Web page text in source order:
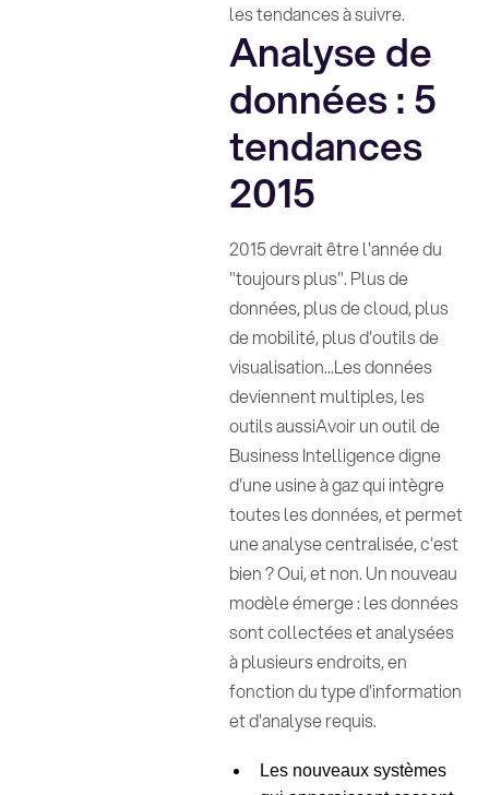
les tendances à suivre.
Analyse de
données : 5
tendances
2015
2015 devrait être l'année du
"toujours plus". Plus de
données, plus de cloud, plus
de mobilité, plus d'outils de
visualisation...Les données
deviennent multiples, les
outils aussiAvoir un outil de
Business Intelligence digne
d'une usine à gaz qui intègre
toutes les données, et permet
une analyse centralisée, c'est
bien ? Oui, et non. Un nouveau
modèle émerge : les données
sont collectées et analysées
à plusieurs endroits, en
fonction du type d'information
et d'analyse requis.
Les nouveaux systèmes